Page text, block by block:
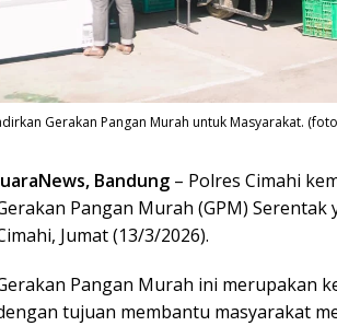
Gerakan Pangan Murah untuk Masyarakat.
Bandung – Polres Cimahi
Pangan Murah (GPM)
Jumat (13/3/2026).
Pangan Murah ini merupakan
tujuan membantu masyarakat